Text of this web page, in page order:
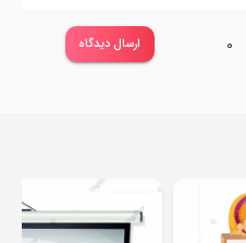
0 ارسال دیدگاه